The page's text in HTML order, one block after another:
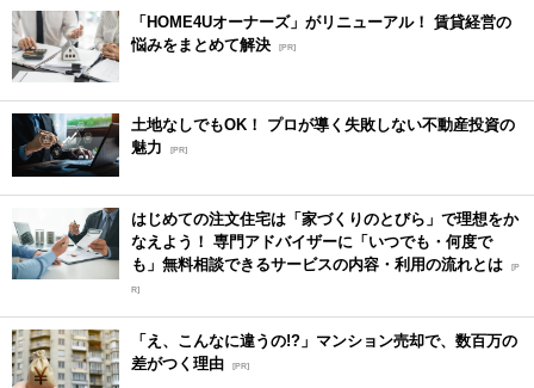
「HOME4Uオーナーズ」がリニューアル！ 賃貸経営の
悩みをまとめて解決 [PR]
土地なしでもOK！ プロが導く失敗しない不動産投資の
魅力
[PR]
はじめての注文住宅は「家づくりのとびら」で理想をか
なえよう！ 専門アドバイザーに「いつでも・何度で
も」無料相談できるサービスの内容・利用の流れとは [P
R]
「え、こんなに違うの!?」マンション売却で、数百万の
差がつく理由 [PR]